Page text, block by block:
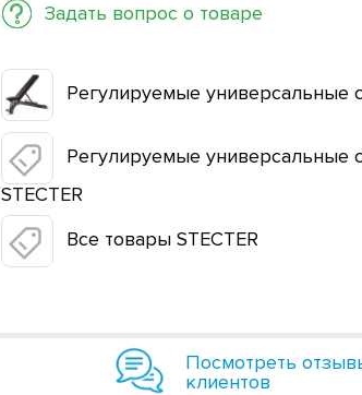
Задать вопрос о товаре
Регулируемые универсальные
Регулируемые универсальные
STECTER
Все товары STECTER
Посмотреть
клиентов